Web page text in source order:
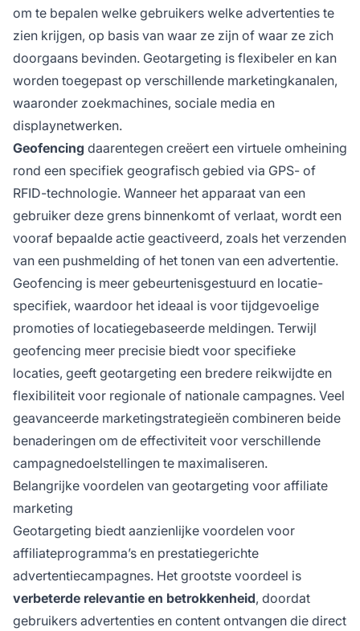
om te bepalen welke gebruikers welke advertenties te
zien krijgen, op basis van waar ze zijn of waar ze zich
doorgaans bevinden. Geotargeting is flexibeler en kan
worden toegepast op verschillende marketingkanalen,
waaronder zoekmachines, sociale media en
displaynetwerken.
Geofencing daarentegen creëert een virtuele omheining
rond een specifiek geografisch gebied via GPS- of
RFID-technologie. Wanneer het apparaat van een
gebruiker deze grens binnenkomt of verlaat, wordt een
vooraf bepaalde actie geactiveerd, zoals het verzenden
van een pushmelding of het tonen van een advertentie.
Geofencing is meer gebeurtenisgestuurd en locatie-
specifiek, waardoor het ideaal is voor tijdgevoelige
promoties of locatiegebaseerde meldingen. Terwijl
geofencing meer precisie biedt voor specifieke
locaties, geeft geotargeting een bredere reikwijdte en
flexibiliteit voor regionale of nationale campagnes. Veel
geavanceerde marketingstrategieën combineren beide
benaderingen om de effectiviteit voor verschillende
campagnedoelstellingen te maximaliseren.
Belangrijke voordelen van geotargeting voor affiliate
marketing
Geotargeting biedt aanzienlijke voordelen voor
affiliateprogramma’s en prestatiegerichte
advertentiecampagnes. Het grootste voordeel is
verbeterde relevantie en betrokkenheid, doordat
gebruikers advertenties en content ontvangen die direct